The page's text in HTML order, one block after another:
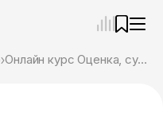
Онлайн курс Оценка, судебная строительно-техническая и стоимостная экспертизы объектов недвижимости - переподготовка от ЭКОДПО
Подберу